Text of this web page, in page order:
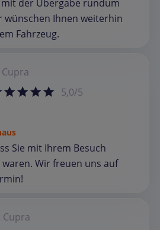
mit der Übergabe rundum
wünschen Ihnen weiterhin
Fahrzeug.
Cupra
5,0/5
Sie mit Ihrem Besuch
Wir freuen uns auf
Cupra